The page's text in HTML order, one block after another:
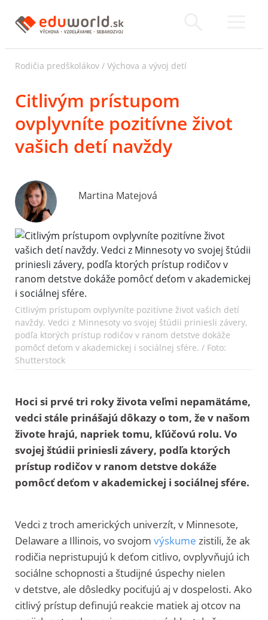
Rodičia predškolákov / Výchova a vývoj detí
Citlivým prístupom
ovplyvníte pozitívne život
vašich detí navždy
Martina Matejová
Citlivým prístupom ovplyvníte pozitívne život vašich detí
navždy. Vedci z Minnesoty vo svojej štúdii priniesli závery,
podľa ktorých prístup rodičov v ranom detstve dokáže
pomôcť deťom v akademickej i sociálnej sfére. / Foto:
Shutterstock
Hoci si prvé tri roky života veľmi nepamätáme,
vedci stále prinášajú dôkazy o tom, že v našom
živote hrajú, napriek tomu, kľúčovú rolu. Vo
svojej štúdii priniesli závery, podľa ktorých
prístup rodičov v ranom detstve dokáže
pomôcť deťom v akademickej i sociálnej sfére.
Vedci z troch amerických univerzít, v Minnesote,
Delaware a Illinois, vo svojom výskume zistili, že ak
rodičia nepristupujú k deťom citlivo, ovplyvňujú ich
sociálne schopnosti a študijné úspechy nielen
v detstve, ale dôsledky pociťujú aj v dospelosti. Ako
citlivý prístup definujú reakcie matiek aj otcov na